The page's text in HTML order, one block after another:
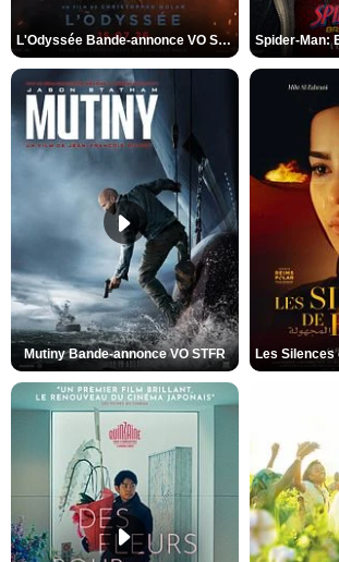
L'Odyssée Bande-annonce VO STFR
Mutiny Bande-annonce VO STFR